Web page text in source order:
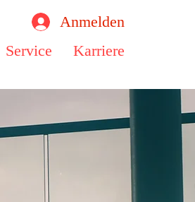
Anmelden
Service Karriere